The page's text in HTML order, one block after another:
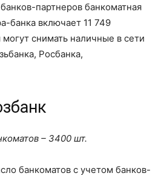
партнеров банкоматная
банка включает 11 749
снимать наличные в сети
Росбанка,
– 3400 шт.
банкоматов с учетом банков-